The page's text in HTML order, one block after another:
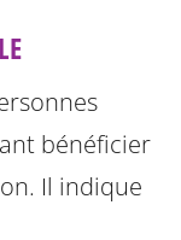
bénéficier
Il indique